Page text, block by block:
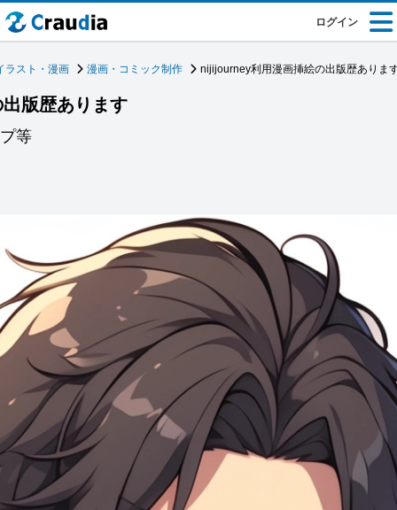
ログイン
ラスト・漫画 漫画・コミック制作 nijijourney利用漫画挿絵の出版歴ありま
版歴あります
等